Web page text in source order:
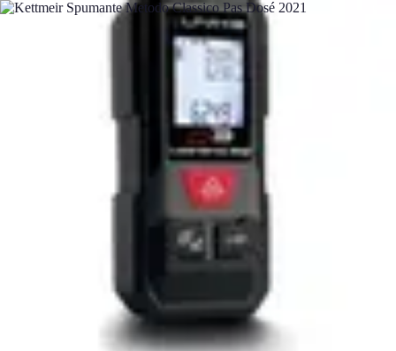
Tutorie Italiani
Strategie di TutoringScelta del